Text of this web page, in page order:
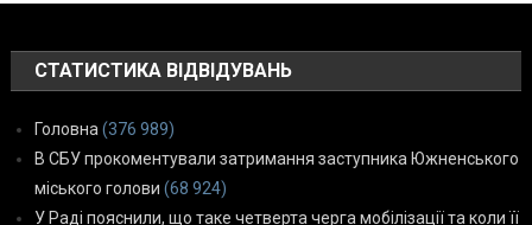
СТАТИСТИКА ВІДВІДУВАНЬ
Головна (376 989)
В СБУ прокоментували затримання заступника Южненського
міського голови (68 924)
У Раді пояснили, що таке четверта черга мобілізації та коли її